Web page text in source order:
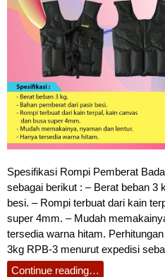
Spesifikasi Rompi Pemberat
sebagai berikut : – Berat beban 3
besi. – Rompi terbuat dari kain
super 4mm. – Mudah
tersedia warna hitam.
3kg RPB-3 menurut expedisi
Continue reading…